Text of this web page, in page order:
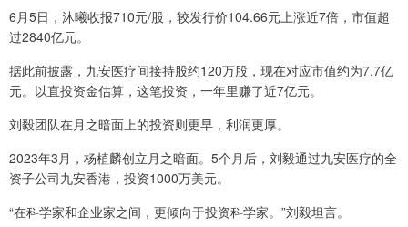
6月5日，沐曦收报710元/股，较发行价104.66元上涨近7倍，市值超
过2840亿元。
据此前披露，九安医疗间接持股约120万股，现在对应市值约为7.7亿
元。以直投资金估算，这笔投资，一年里赚了近7亿元。
刘毅团队在月之暗面上的投资则更早，利润更厚。
2023年3月，杨植麟创立月之暗面。5个月后，刘毅通过九安医疗的全
资子公司九安香港，投资1000万美元。
“在科学家和企业家之间，更倾向于投资科学家。”刘毅坦言。